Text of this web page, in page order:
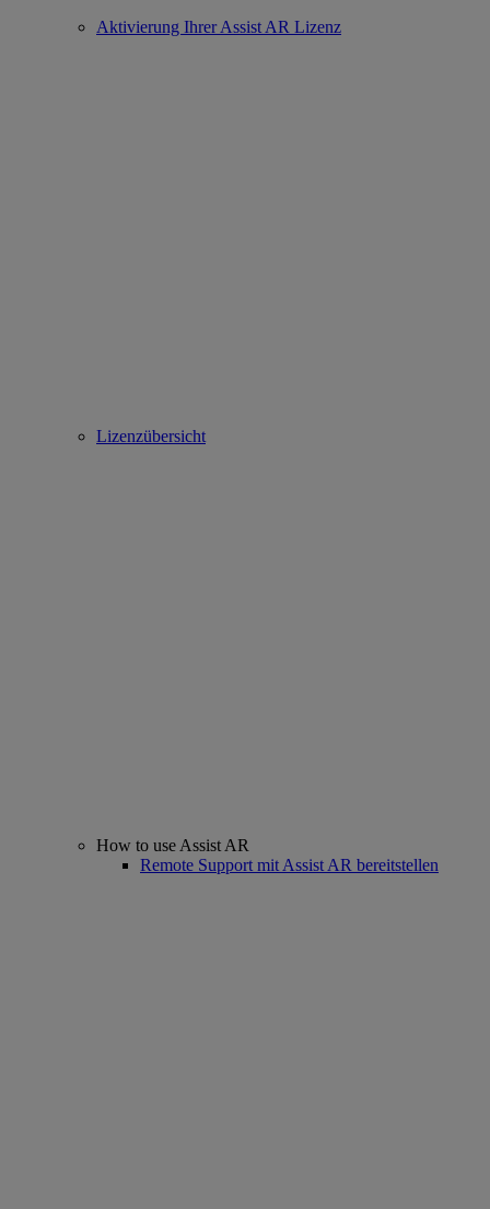
Aktivierung Ihrer Assist AR Lizenz
Lizenzübersicht
How to use Assist AR
Remote Support mit Assist AR bereitstellen